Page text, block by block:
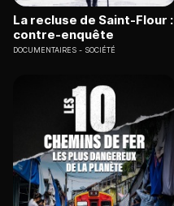
La recluse de Saint-Flour :
contre-enquête
DOCUMENTAIRES SOCIÉTÉ